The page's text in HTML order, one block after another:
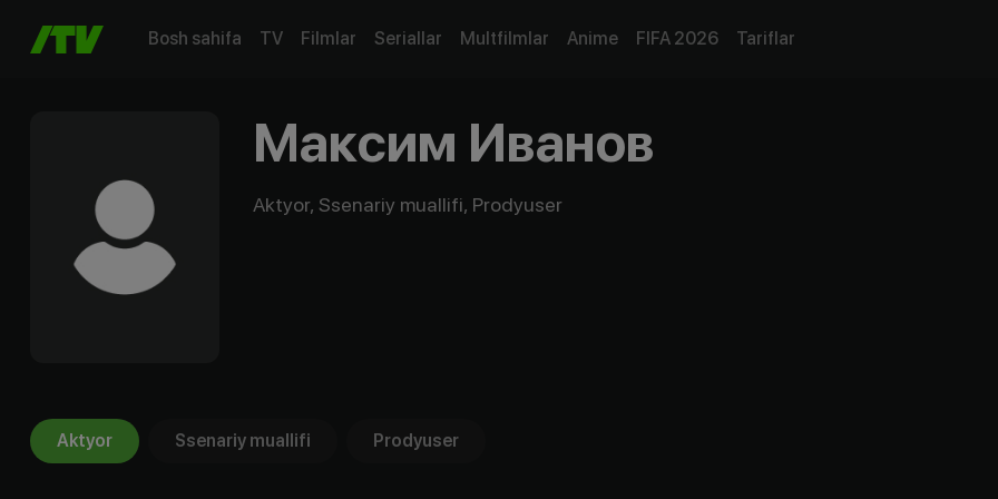
Bosh sahifa TV Filmlar Seriallar Multfilmlar Anime FIFA 2026 Tariflar
Максим Иванов
Aktyor, Ssenariy muallifi, Prodyuser
Aktyor Ssenariy muallifi Prodyuser